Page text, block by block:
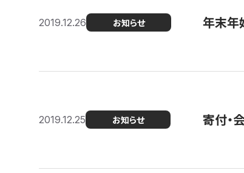
2019.12.26 お知らせ 年末年
2019.12.25 お知らせ 寄付・